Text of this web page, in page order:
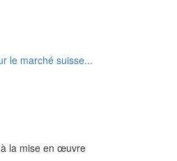
le marché suisse...
la mise en œuvre